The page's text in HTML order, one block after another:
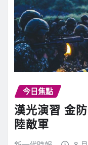
今日焦點
漢光演習 金
陸敵軍